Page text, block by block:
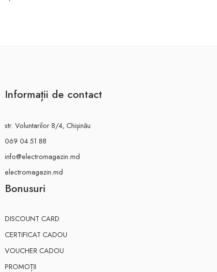
Informații de contact
str. Voluntarilor 8/4, Chișinău
069 04 51 88
info@electromagazin.md
electromagazin.md
Bonusuri
DISCOUNT CARD
CERTIFICAT CADOU
VOUCHER CADOU
PROMOȚII